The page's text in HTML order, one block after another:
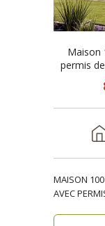
Maison
permis
MAISON
AVEC